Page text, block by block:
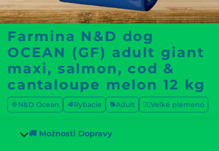
Farmina N&D dog
OCEAN (GF) adult giant
maxi, salmon, cod &
cantaloupe melon 12 kg
🔷N&D Ocean 🥩Rybacie 🐕Adult 🐕‍🦺Veľké plemeno
🚚 Možnosti Dopravy